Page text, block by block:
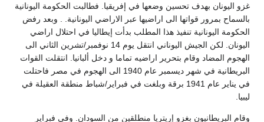
اليونان بهدف تحسين وضعها في إفريقيا. فطالبت الحكومة اليونانية
بمرور قواتها الى اراضيها عبر الاراضي اليونانية. . وبعد رفض
اليونانية تنفيذ هذا المطلب بدأت إيطاليا في احتلال اراضي
اليونان. لكن الجيش اليوناني انتقل يوم 14 نوفمبر/تشرين الثاني الى
المضاد وقام بتحرير اراضيه تماما و دخل ألبانيا. انتقلت القوات
البريطانية في شهر ديسمبر عام 1940 الى الهجوم في مصر فاحتلت
في يناير عام 1941 برقة وبلغت في فبراير/شباط منطقة العقيلة في
البريطانيون بغزو إريتريا منطلقين من السودان. وفي فبراير